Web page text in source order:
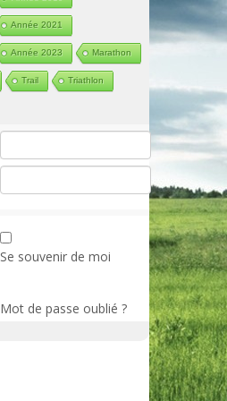
Année 2021
Année 2023 Marathon
Trail Triathlon
Se souvenir de moi
Mot de passe oublié ?